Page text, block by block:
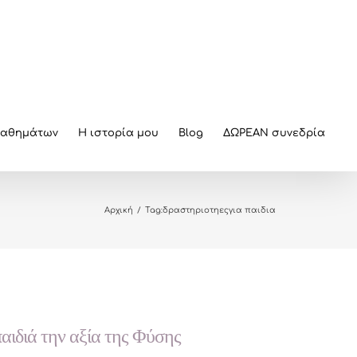
Η ιστορία μου Blog ΔΩΡΕΑΝ συνεδρία
Αρχική / Tag:δραστηριοτηεςγια παιδια
την αξία της Φύσης